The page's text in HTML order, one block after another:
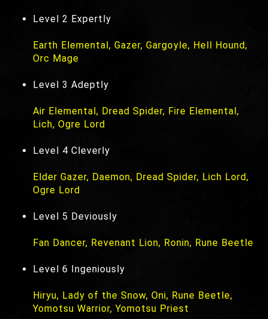
Level 2 Expertly
Earth Elemental, Gazer, Gargoyle, Hell Hound,
Orc Mage
Level 3 Adeptly
Air Elemental, Dread Spider, Fire Elemental,
Lich, Ogre Lord
Level 4 Cleverly
Elder Gazer, Daemon, Dread Spider, Lich Lord,
Ogre Lord
Level 5 Deviously
Fan Dancer, Revenant Lion, Ronin, Rune Beetle
Level 6 Ingeniously
Hiryu, Lady of the Snow, Oni, Rune Beetle,
Yomotsu Warrior, Yomotsu Priest